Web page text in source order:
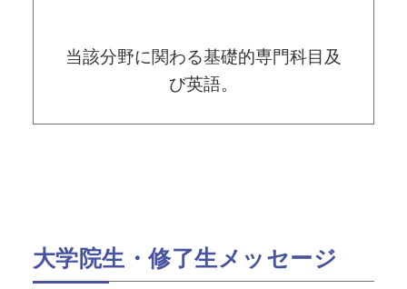
当該分野に関わる基礎的専門科目及
び英語。
大学院生・修了生メッセージ